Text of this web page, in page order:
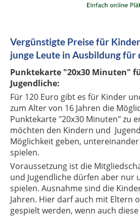
Vergünstigte Preise für
junge Leute in Ausbildung für
Punktekarte "20x30 Minuten"
Jugendliche:
Für 120 Euro gibt es für Kinder
zum Alter von 16 Jahren die
Punktekarte "20x30 Minuten" zu
möchten den Kindern und
Möglichkeit geben,
spielen.
Voraussetzung ist die
und Jugendliche dürfen aber nur
spielen. Ausnahme sind die
Jahren. Hier darf auch mit Eltern
gespielt werden, wenn auch